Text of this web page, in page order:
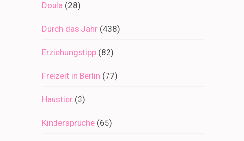
Doula (28)
Durch das Jahr (438)
Erziehungstipp (82)
Freizeit in Berlin (77)
Haustier (3)
Kindersprüche (65)